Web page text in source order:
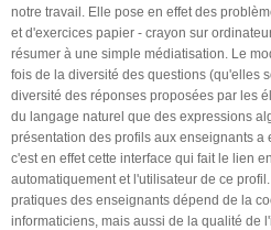
notre travail. Elle pose en effet des
et d'exercices papier - crayon sur
résumer à une simple médiatisation. Le
fois de la diversité des questions (qu'elles
diversité des réponses proposées par les
du langage naturel que des expressions
présentation des profils aux enseignants a
c'est en effet cette interface qui fait le lien
automatiquement et l'utilisateur de ce
pratiques des enseignants dépend de la
informaticiens, mais aussi de la qualité de